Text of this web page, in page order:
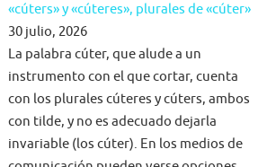
«cúters» y «cúteres», plurales de «cúter»
30 julio, 2026
La palabra cúter, que alude a un
instrumento con el que cortar, cuenta
con los plurales cúteres y cúters, ambos
con tilde, y no es adecuado dejarla
invariable (los cúter). En los medios de